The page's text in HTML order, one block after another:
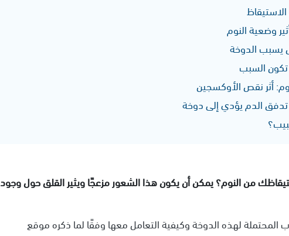
من النوم؟ يمكن أن يكون هذا الشعور مزعجًا ويثير القلق حول وجود
المحتملة لهذه الدوخة وكيفية التعامل معها وفقًا لما ذكره موقع